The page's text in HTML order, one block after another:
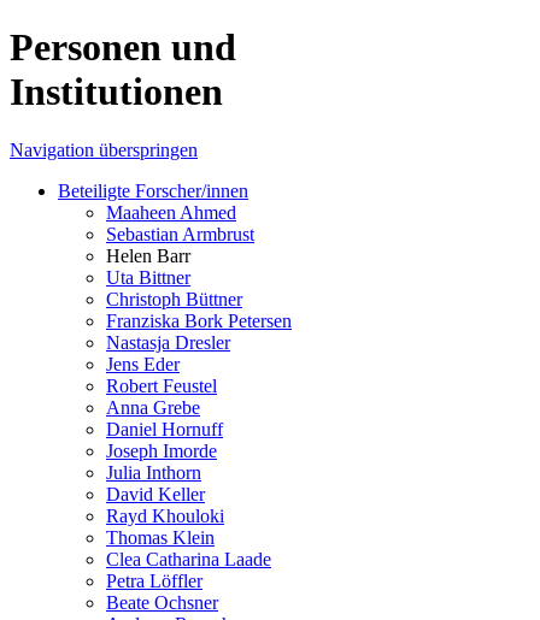
Personen und
Institutionen
Navigation überspringen
Beteiligte Forscher/innen
Maaheen Ahmed
Sebastian Armbrust
Helen Barr
Uta Bittner
Christoph Büttner
Franziska Bork Petersen
Nastasja Dresler
Jens Eder
Robert Feustel
Anna Grebe
Daniel Hornuff
Joseph Imorde
Julia Inthorn
David Keller
Rayd Khouloki
Thomas Klein
Clea Catharina Laade
Petra Löffler
Beate Ochsner